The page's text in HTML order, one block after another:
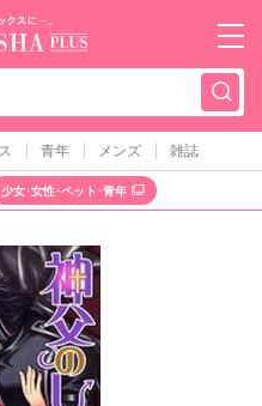
秋水社PLUS（テ
青年 メンズ 雑誌
少女･女性･ペット･青年